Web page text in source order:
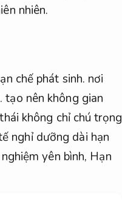
nhiên.
chế phát sinh. nơi
tạo nên không gian
không chỉ chú trọng
nghỉ dưỡng dài hạn
yên bình, Hạn